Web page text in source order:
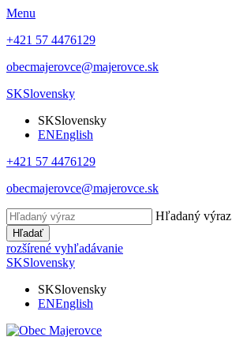
Menu
+421 57 4476129
obecmajerovce@majerovce.sk
SKSlovensky
SKSlovensky
ENEnglish
+421 57 4476129
obecmajerovce@majerovce.sk
Hľadaný výraz
Hľadať
rozšírené vyhľadávanie
SKSlovensky
SKSlovensky
ENEnglish